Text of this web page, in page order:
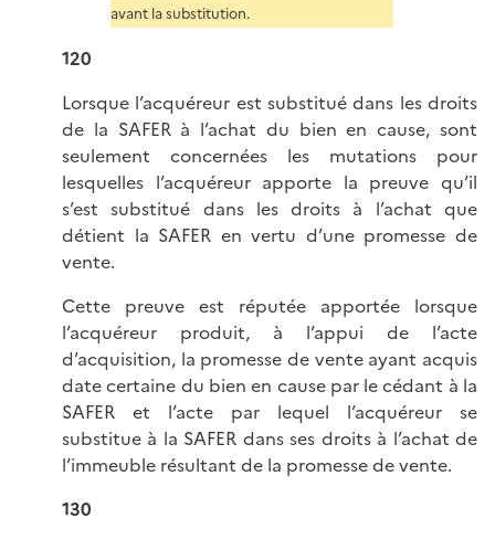
avant la substitution.
120
Lorsque l’acquéreur est substitué dans les droits
de la SAFER à l’achat du bien en cause, sont
seulement concernées les mutations pour
lesquelles l’acquéreur apporte la preuve qu’il
s’est substitué dans les droits à l’achat que
détient la SAFER en vertu d’une promesse de
vente.
Cette preuve est réputée apportée lorsque
l’acquéreur produit, à l’appui de l’acte
d’acquisition, la promesse de vente ayant acquis
date certaine du bien en cause par le cédant à la
SAFER et l’acte par lequel l’acquéreur se
substitue à la SAFER dans ses droits à l’achat de
l’immeuble résultant de la promesse de vente.
130